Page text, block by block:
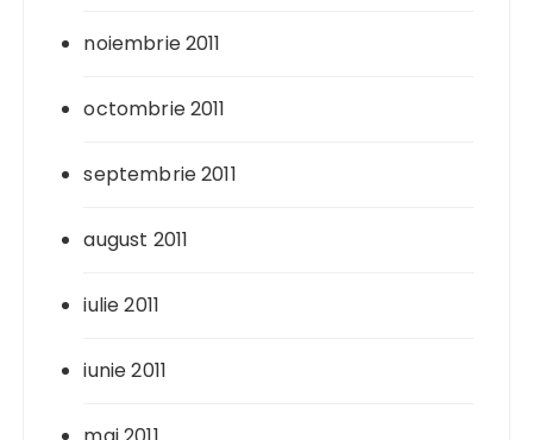
noiembrie 2011
octombrie 2011
septembrie 2011
august 2011
iulie 2011
iunie 2011